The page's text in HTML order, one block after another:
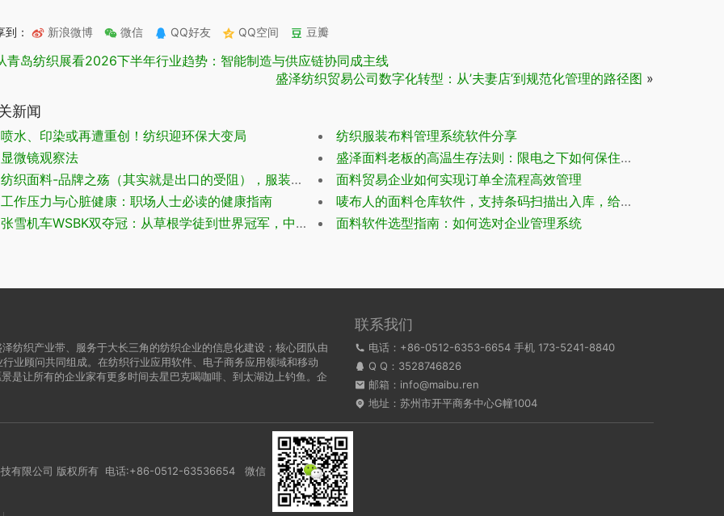
到： 新浪微博 微信 QQ好友 QQ空间 豆瓣
青岛纺织展看2026下半年行业趋势：智能制造与供应链协同成主线
盛泽纺织贸易公司数字化转型：从’夫妻店’到规范化管理的路径图 »
新闻
喷水、印染或再遭重创！纺织迎环保大变局
纺织服装布料管理系统软件分享
显微镜观察法
盛泽面料老板的高温生存法则：限电之下如何保住订单
纺织面料-品牌之殇（其实就是出口的受阻），服装品牌的波司登，中国李宁的崛起
面料贸易企业如何实现订单全流程高效管理
工作压力与心脏健康：职场人士必读的健康指南
唛布人的面料仓库软件，支持条码扫描出入库，给每一支一个身份证的面料仓库软件
张雪机车WSBK双夺冠：从草根学徒到世界冠军，中国摩托20年逆袭路
面料软件选型指南：如何选对企业管理系统
纺织产业带、服务于大长三角的纺织企业的信息化建设；核心团队由
业顾问共同组成。在纺织行业应用软件、电子商务应用领域和移动
是让所有的企业家有更多时间去星巴克喝咖啡、到太湖边上钓鱼。企
联系我们
电话：+86-0512-6353-6654 手机 173-5241-8840
Q Q： 3528746826
邮箱：info@maibu.ren
地址：苏州市开平商务中心G幢1004
有限公司 版权所有 电话:+86-0512-63536654 微信